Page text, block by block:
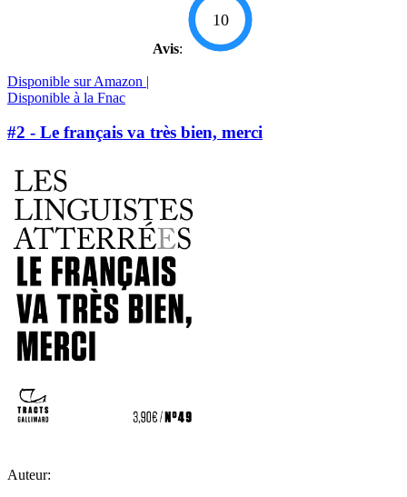
Avis:
10
Disponible sur Amazon |
Disponible à la Fnac
#2 - Le français va très bien, merci
Auteur: